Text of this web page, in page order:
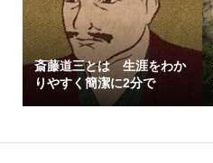
斎藤道三とは 生涯をわか
りやすく簡潔に2分で